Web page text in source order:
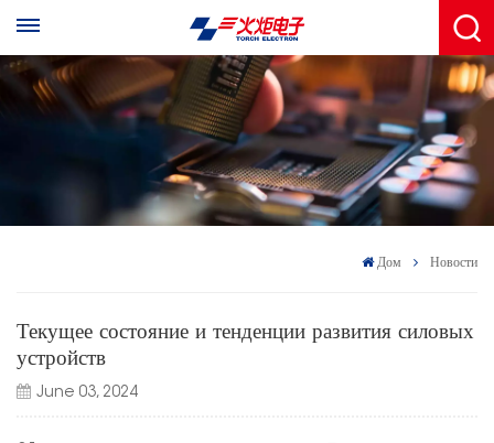
Дом Новости
Текущее состояние и тенденции развития силовых
устройств
June 03, 2024